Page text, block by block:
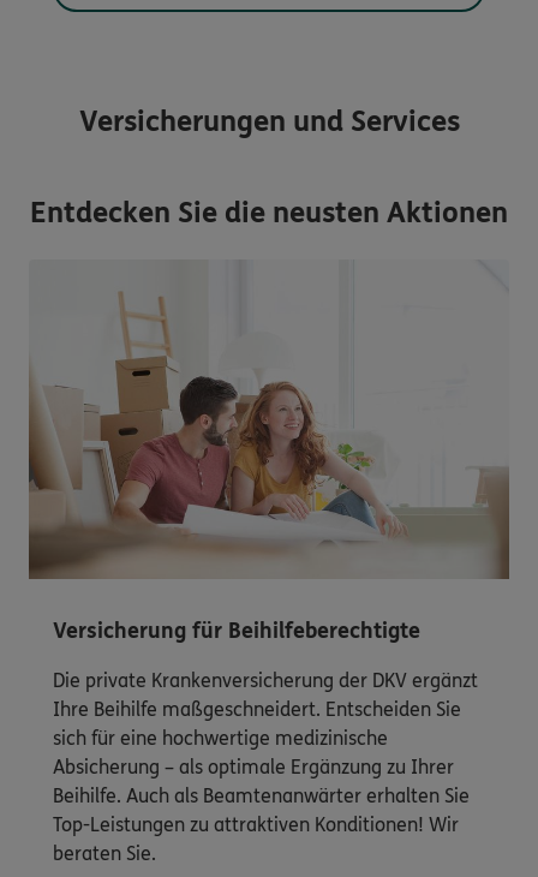
Versicherungen und Services
Entdecken Sie die neusten Aktionen
Versicherung für Beihilfeberechtigte
Die private Krankenversicherung der DKV ergänzt
Ihre Beihilfe maßgeschneidert. Entscheiden Sie
sich für eine hochwertige medizinische
Absicherung – als optimale Ergänzung zu Ihrer
Beihilfe. Auch als Beamtenanwärter erhalten Sie
Top-Leistungen zu attraktiven Konditionen! Wir
beraten Sie.